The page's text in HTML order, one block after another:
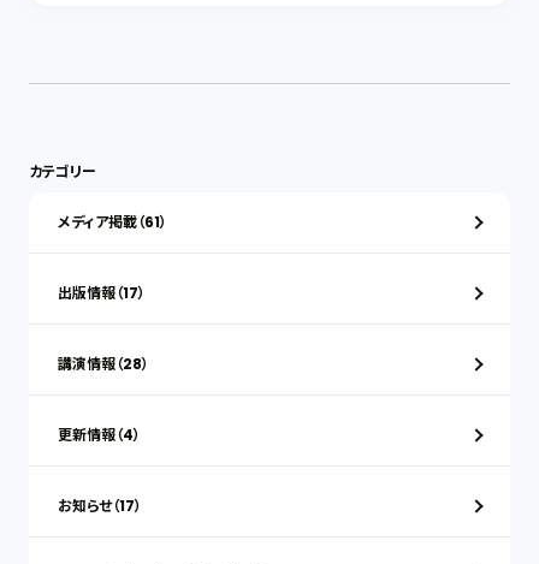
カテゴリー
メディア掲載（61）
出版情報（17）
講演情報（28）
更新情報（4）
お知らせ（17）